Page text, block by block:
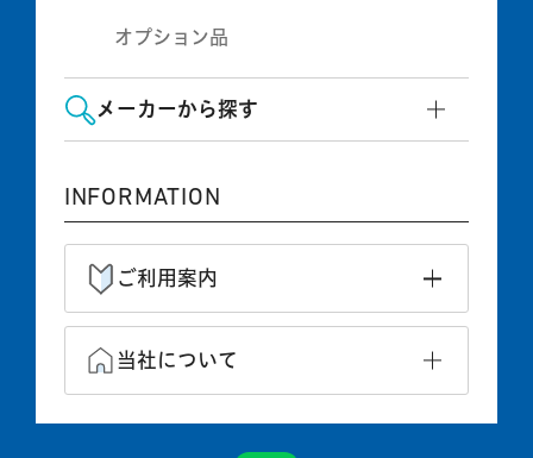
オプション品
メーカーから探す
INFORMATION
ご利用案内
当社について